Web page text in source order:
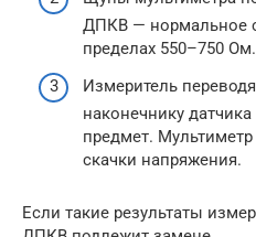
ДПКВ — нормальное
пределах 550–750 Ом.
Измеритель
наконечнику
предмет.
скачки напряжения.
Если такие результаты